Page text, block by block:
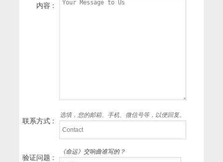
内容 :
联系方式 :
选填，您的邮箱、手机、微信号等，以便回复。
验证问题 :
《命运》交响曲谁写的？